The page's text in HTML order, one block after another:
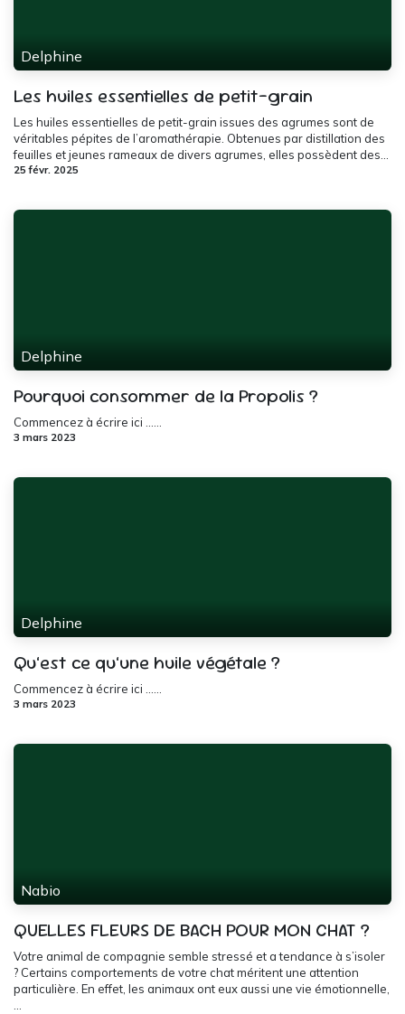
Delphine
Les huiles essentielles de petit-grain
Les huiles essentielles de petit-grain issues des agrumes sont de
véritables pépites de l’aromathérapie. Obtenues par distillation des
feuilles et jeunes rameaux de divers agrumes, elles possèdent des...
25 févr. 2025
Delphine
Pourquoi consommer de la Propolis ?
Commencez à écrire ici ......
3 mars 2023
Delphine
Qu’est ce qu’une huile végétale ?
Commencez à écrire ici ......
3 mars 2023
Nabio
QUELLES FLEURS DE BACH POUR MON CHAT ?
Votre animal de compagnie semble stressé et a tendance à s’isoler
? Certains comportements de votre chat méritent une attention
particulière. En effet, les animaux ont eux aussi une vie émotionnelle,
...